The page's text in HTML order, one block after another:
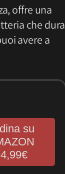
offre una
che dura
avere a
su